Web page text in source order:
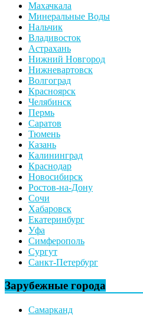
Махачкала
Минеральные Воды
Нальчик
Владивосток
Астрахань
Нижний Новгород
Нижневартовск
Волгоград
Красноярск
Челябинск
Пермь
Саратов
Тюмень
Казань
Калининград
Краснодар
Новосибирск
Ростов-на-Дону
Сочи
Хабаровск
Екатеринбург
Уфа
Симферополь
Сургут
Санкт-Петербург
Зарубежные города
Самарканд